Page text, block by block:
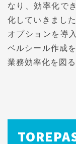
なり、効率化で
化していきまし
オプションを導
ベルシール作成
業務効率化を図